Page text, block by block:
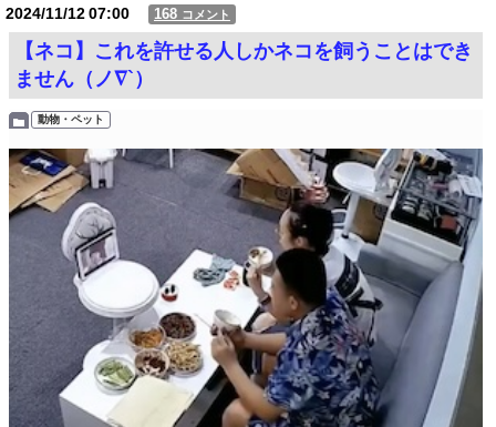
2024/11/1207:00 168 コメント
【ネコ】これを許せる人しかネコを飼うことはでき
ません（ノ∇`）
動物・ペット